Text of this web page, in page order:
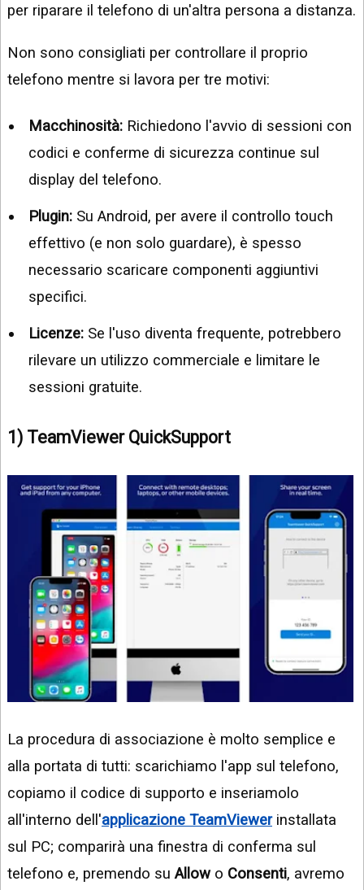
per riparare il telefono di un'altra persona a distanza.
Non sono consigliati per controllare il proprio
telefono mentre si lavora per tre motivi:
Macchinosità: Richiedono l'avvio di sessioni con
codici e conferme di sicurezza continue sul
display del telefono.
Plugin: Su Android, per avere il controllo touch
effettivo (e non solo guardare), è spesso
necessario scaricare componenti aggiuntivi
specifici.
Licenze: Se l'uso diventa frequente, potrebbero
rilevare un utilizzo commerciale e limitare le
sessioni gratuite.
1) TeamViewer QuickSupport
La procedura di associazione è molto semplice e
alla portata di tutti: scarichiamo l'app sul telefono,
copiamo il codice di supporto e inseriamolo
all'interno dell'applicazione TeamViewerinstallata
sul PC; comparirà una finestra di conferma sul
telefono e, premendo su Allowo Consenti, avremo